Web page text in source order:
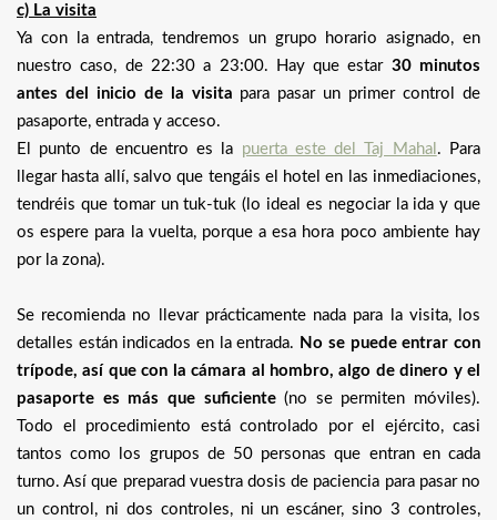
c) La visita
Ya con la entrada, tendremos un grupo horario asignado, en
nuestro caso, de 22:30 a 23:00. Hay que estar 30 minutos
antes del inicio de la visita para pasar un primer control de
pasaporte, entrada y acceso.
El punto de encuentro es la puerta este del Taj Mahal . Para
llegar hasta allí, salvo que tengáis el hotel en las inmediaciones,
tendréis que tomar un tuk-tuk (lo ideal es negociar la ida y que
os espere para la vuelta, porque a esa hora poco ambiente hay
por la zona).
Se recomienda no llevar prácticamente nada para la visita, los
detalles están indicados en la entrada. No se puede entrar con
trípode, así que con la cámara al hombro, algo de dinero y el
pasaporte es más que suficiente(no se permiten móviles).
Todo el procedimiento está controlado por el ejército, casi
tantos como los grupos de 50 personas que entran en cada
turno. Así que preparad vuestra dosis de paciencia para pasar no
un control, ni dos controles, ni un escáner, sino 3 controles,